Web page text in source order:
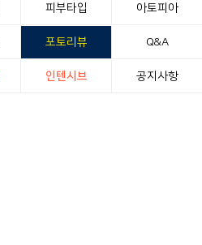
피부타입 아토피아
포토리뷰 Q&A
인텐시브 공지사항